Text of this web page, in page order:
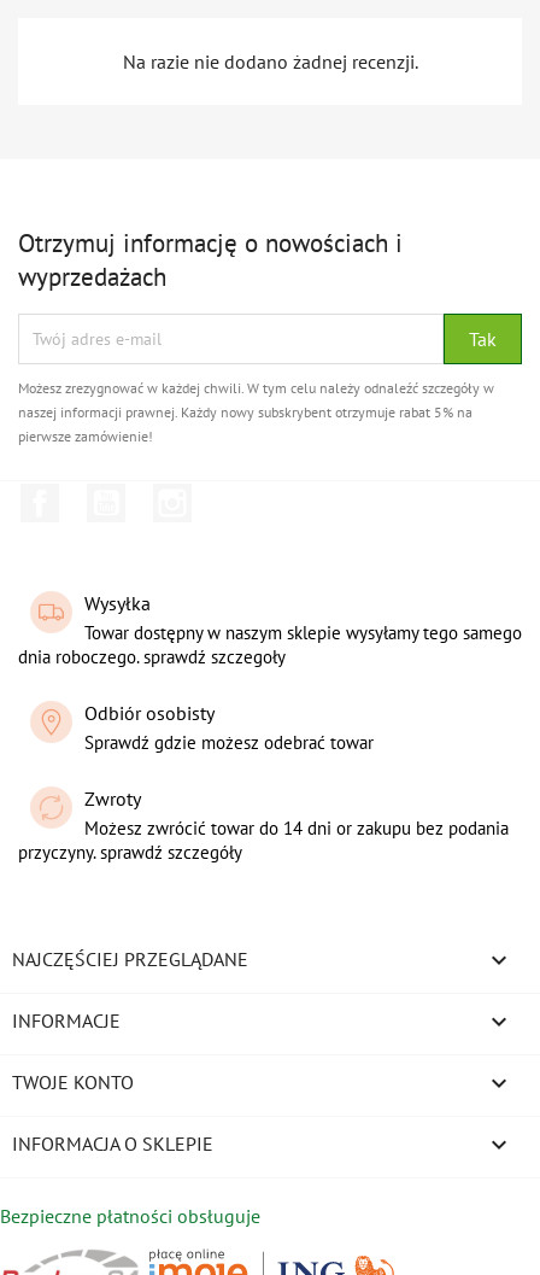
Na razie nie dodano żadnej recenzji.
Otrzymuj informację o nowościach i
wyprzedażach
Możesz zrezygnować w każdej chwili. W tym celu należy odnaleźć szczegóły w
naszej informacji prawnej. Każdy nowy subskrybent otrzymuje rabat 5% na
pierwsze zamówienie!
Wysyłka
Towar dostępny w naszym sklepie wysyłamy tego samego
dnia roboczego. sprawdź szczegoły
Odbiór osobisty
Sprawdź gdzie możesz odebrać towar
Zwroty
Możesz zwrócić towar do 14 dni or zakupu bez podania
przyczyny. sprawdź szczegóły
NAJCZĘŚCIEJ PRZEGLĄDANE 
INFORMACJE 
TWOJE KONTO 
INFORMACJA O SKLEPIE keyboard_arrow_down
Bezpieczne płatności obsługuje